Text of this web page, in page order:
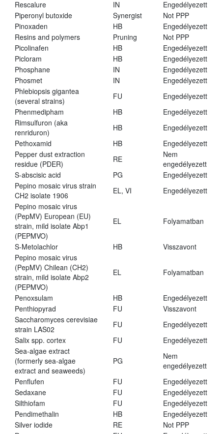
Rescalure
IN
Engedélyezett
Piperonyl butoxide
Synergist
Not PPP
Pinoxaden
HB
Engedélyezett
Resins and polymers
Pruning
Not PPP
Picolinafen
HB
Engedélyezett
Picloram
HB
Engedélyezett
Phosphane
IN
Engedélyezett
Phosmet
IN
Engedélyezett
Phlebiopsis gigantea
(several strains)
FU
Engedélyezett
Phenmedipham
HB
Engedélyezett
Rimsulfuron (aka
renriduron)
HB
Engedélyezett
Pethoxamid
HB
Engedélyezett
Pepper dust extraction
residue (PDER)
RE
Nem
engedélyezett
S-abscisic acid
PG
Engedélyezett
Pepino mosaic virus strain
CH2 isolate 1906
EL, VI
Engedélyezett
Pepino mosaic virus
(PepMV) European (EU)
strain, mild isolate Abp1
(PEPMVO)
EL Folyamatban
S-Metolachlor HB
Visszavont
Pepino mosaic virus
(PepMV) Chilean (CH2)
strain, mild isolate Abp2
(PEPMVO)
EL Folyamatban
Penoxsulam HB
Engedélyezett
Penthiopyrad
FU
Visszavont
Saccharomyces cerevisiae
strain LAS02
FU
Engedélyezett
Salix spp. cortex
FU
Engedélyezett
Sea-algae extract
(formerly sea-algae
extract and seaweeds)
PG
Nem
engedélyezett
Penflufen
FU
Engedélyezett
Sedaxane
FU
Engedélyezett
Silthiofam
FU
Engedélyezett
Pendimethalin
HB
Engedélyezett
Silver iodide
RE
Not PPP